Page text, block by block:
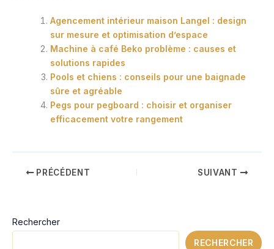
Agencement intérieur maison Langel : design
sur mesure et optimisation d’espace
Machine à café Beko problème : causes et
solutions rapides
Pools et chiens : conseils pour une baignade
sûre et agréable
Pegs pour pegboard : choisir et organiser
efficacement votre rangement
PRÉCÉDENT SUIVANT
Rechercher
RECHERCHER